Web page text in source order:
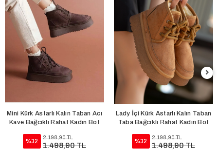
Mini Kürk Astarlı Kalın Taban Acı
Kave Bağcıklı Rahat Kadın Bot
%32
2.198,90 TL
1.498,90 TL
Lady İçi Kürk Astarlı Kalın Taban
Taba Bağcıklı Rahat Kadın Bot
%32
2.198,90 TL
1.498,90 TL